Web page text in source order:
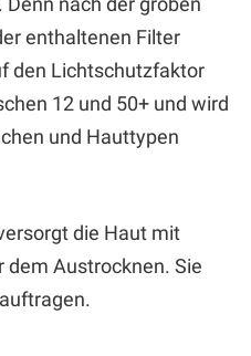
enthaltenen Filter
den Lichtschutzfaktor
12 und 50+ und wird
und Hauttypen
die Haut mit
dem Austrocknen. Sie